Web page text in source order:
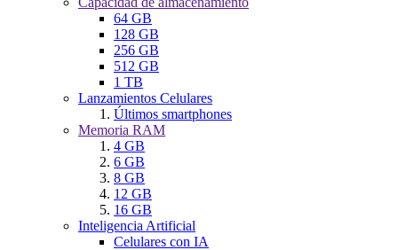
64 GB
128 GB
256 GB
512 GB
1 TB
Lanzamientos Celulares
Últimos smartphones
Memoria RAM
4 GB
6 GB
8 GB
12 GB
16 GB
Inteligencia Artificial
Celulares con IA